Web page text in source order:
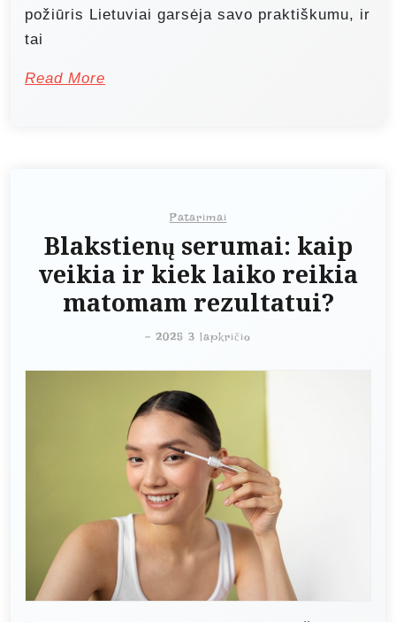
požiūris Lietuviai garsėja savo praktiškumu, ir
tai
Read More
Patarimai
Blakstienų serumai: kaip
veikia ir kiek laiko reikia
matomam rezultatui?
- 2025 3 lapkričio